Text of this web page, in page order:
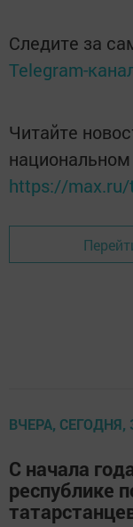
Следите за
Telegram-
Читайте
https://
ВЧЕРА, СЕГОДНЯ,
С начала
республике